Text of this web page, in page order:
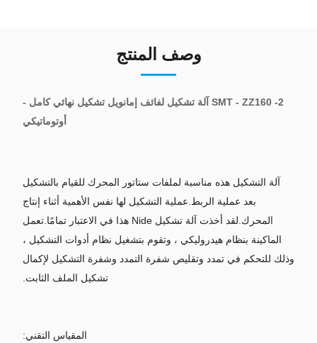
وصف المنتج
SMT - ZZ160 -2 آلة تشكيل لفائف إمانويل تشكيل نهائي كامل -
أوتوماتيكي
آلة التشكيل هذه مناسبة لملفات ستاتور المحرك للقيام بالتشكيل
بعد عملية الربط.عملية التشكيل لها نفس الأهمية أثناء إنتاج
المحرك.لقد أخذت آلة تشكيل Nide هذا في الاعتبار تمامًا.تعمل
الماكينة بنظام هيدروليكي ، وتقوم بتشغيل نظام أدوات التشكيل ،
وذلك للتحكم في تمدد وتقليص شفرة التمدد وشفرة التشكيل لإكمال
تشكيل الملف الثابت.
المقياس التقني: